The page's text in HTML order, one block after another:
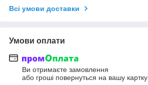
Всі умови доставки
Умови оплати
Ви отримаєте замовлення
або гроші повернуться на вашу картку